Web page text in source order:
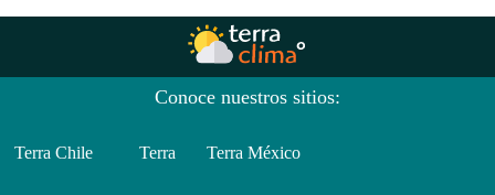
Conoce nuestros sitios:
Terra Chile Terra Terra México